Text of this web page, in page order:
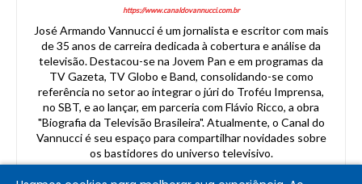
https://www.canaldovannucci.com.br
José Armando Vannucci é um jornalista e escritor com mais
de 35 anos de carreira dedicada à cobertura e análise da
televisão. Destacou-se na Jovem Pan e em programas da
TV Gazeta, TV Globo e Band, consolidando-se como
referência no setor ao integrar o júri do Troféu Imprensa,
no SBT, e ao lançar, em parceria com Flávio Ricco, a obra
"Biografia da Televisão Brasileira". Atualmente, o Canal do
Vannucci é seu espaço para compartilhar novidades sobre
os bastidores do universo televisivo.